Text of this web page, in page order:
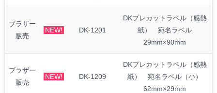
ブラザー
販売
NEW! DK-1201
DKプレカットラベル（感熱
紙） 宛名ラベル
29mm×90mm
ブラザー
販売
NEW! DK-1209
DKプレカットラベル（感熱
紙） 宛名ラベル（小）
62mm×29mm